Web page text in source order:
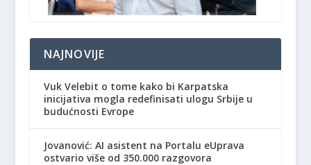
NAJNOVIJE
Vuk Velebit o tome kako bi Karpatska
inicijativa mogla redefinisati ulogu Srbije u
budućnosti Evrope
Jovanović: AI asistent na Portalu eUprava
ostvario više od 350.000 razgovora